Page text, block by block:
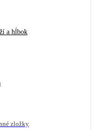
a hĺbok
zložky